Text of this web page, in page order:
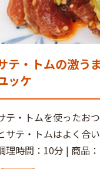
テ・トムの激う
ッケ
テ・トムを使ったお
サテ・トムはよく合
理時間：10分 | 商品